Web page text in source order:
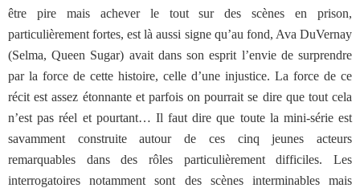
être pire mais achever le tout sur des scènes en prison,
particulièrement fortes, est là aussi signe qu’au fond, Ava DuVernay
(Selma, Queen Sugar) avait dans son esprit l’envie de surprendre
par la force de cette histoire, celle d’une injustice. La force de ce
récit est assez étonnante et parfois on pourrait se dire que tout cela
n’est pas réel et pourtant… Il faut dire que toute la mini-série est
savamment construite autour de ces cinq jeunes acteurs
remarquables dans des rôles particulièrement difficiles. Les
interrogatoires notamment sont des scènes interminables mais